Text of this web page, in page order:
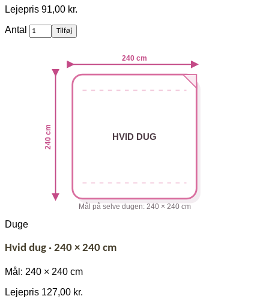
Lejepris 91,00 kr.
Antal
af
Hvid
Tilføj
HVID DUG
240 cm
240 cm
Mål på selve dugen: 240 × 240 cm
Duge
Hvid dug · 240 × 240 cm
Mål: 240 × 240 cm
Lejepris 127,00 kr.